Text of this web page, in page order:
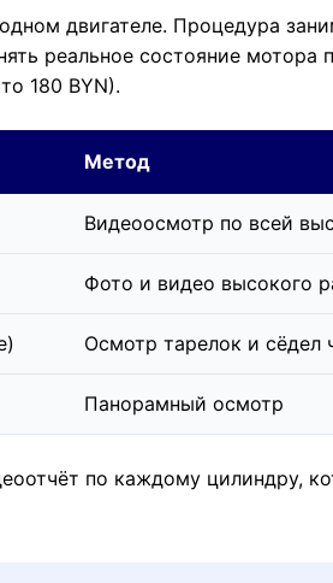
двигателе. Процедура
реальное состояние
180 BYN).
Метод
Видеоосмотр по всей
Фото и видео высокого
Осмотр тарелок и сёдел
Панорамный осмотр
по каждому цилиндру,